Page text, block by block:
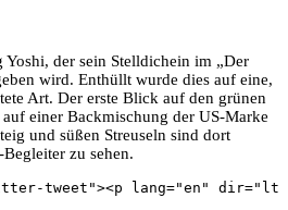
der sein Stelldichein im „Der
wird. Enthüllt wurde dies auf eine,
Art. Der erste Blick auf den grünen
einer Backmischung der US-Marke
und süßen Streuseln sind dort
zu sehen.
tweet"><p lang="en"